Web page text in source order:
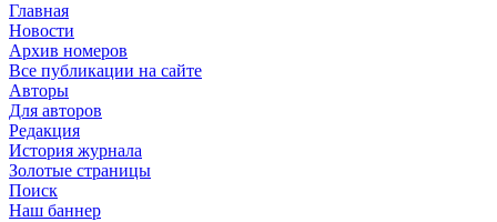
Главная
Новости
Архив номеров
Все публикации на сайте
Авторы
Для авторов
Редакция
История журнала
Золотые страницы
Поиск
Наш баннер